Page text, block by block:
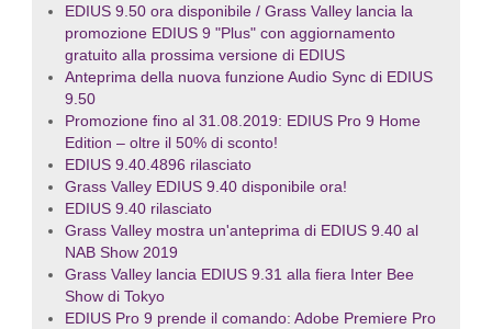
EDIUS 9.50 ora disponibile / Grass Valley lancia la
promozione EDIUS 9 "Plus" con aggiornamento
gratuito alla prossima versione di EDIUS
Anteprima della nuova funzione Audio Sync di EDIUS
9.50
Promozione fino al 31.08.2019: EDIUS Pro 9 Home
Edition – oltre il 50% di sconto!
EDIUS 9.40.4896 rilasciato
Grass Valley EDIUS 9.40 disponibile ora!
EDIUS 9.40 rilasciato
Grass Valley mostra un'anteprima di EDIUS 9.40 al
NAB Show 2019
Grass Valley lancia EDIUS 9.31 alla fiera Inter Bee
Show di Tokyo
EDIUS Pro 9 prende il comando: Adobe Premiere Pro